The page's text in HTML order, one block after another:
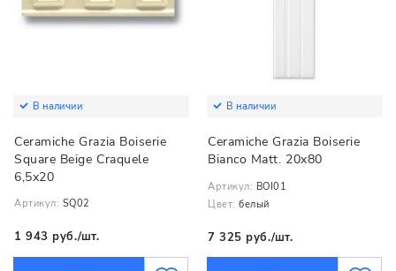
В наличии
Ceramiche Grazia Boiserie
Square Beige Craquele
6,5х20
Артикул: SQ02
1 943 руб./шт.
В наличии
Ceramiche Grazia Boiserie
Bianco Matt. 20x80
Артикул: BOI01
Цвет: белый
7 325 руб./шт.